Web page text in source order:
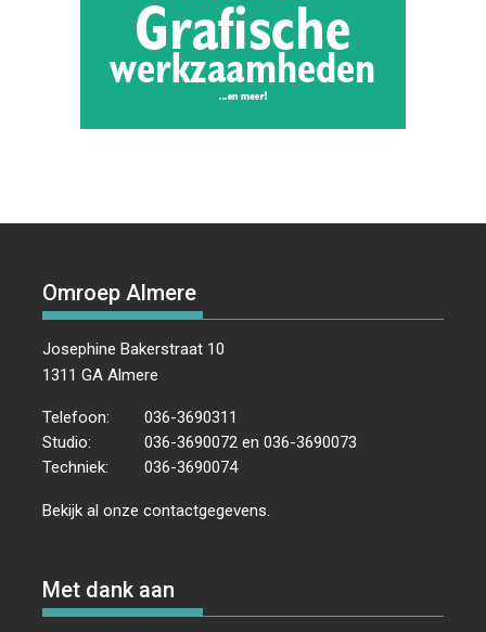
Omroep Almere
Josephine Bakerstraat 10
1311 GA Almere
Telefoon:
036-3690311
Studio:
036-3690072 en 036-3690073
Techniek:
036-3690074
Bekijk al onzecontactgegevens
Met dank aan